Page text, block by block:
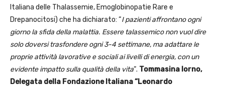
Italiana delle Thalassemie, Emoglobinopatie Rare e
Drepanocitosi) che ha dichiarato: “I pazienti affrontano ogni
giorno la sfida della malattia. Essere talassemico non vuol dire
solo doversi trasfondere ogni 3-4 settimane, ma adattare le
proprie attività lavorative e sociali ai livelli di energia, con un
evidente impatto sulla qualità della vita“. Tommasina Iorno,
Delegata della Fondazione Italiana “Leonardo